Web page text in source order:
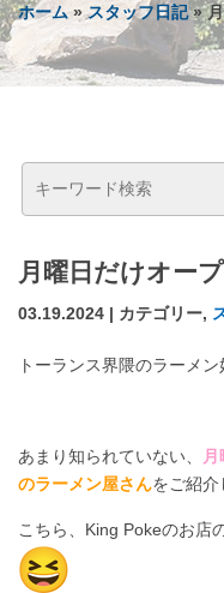
ホーム»スタッフ日記» 月
月曜日だけオー
03.19.2024 | カテゴリー,
トーランス界隈のラーメン
あまり知られていない、
のラーメン屋さんをご紹介
こちら、King Pokeのお店